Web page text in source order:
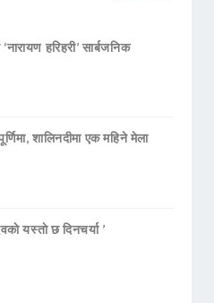
हरिहरी’ सार्बजनिक
शालिनदीमा एक महिने मेला
यस्ताे छ दिनचर्या ’